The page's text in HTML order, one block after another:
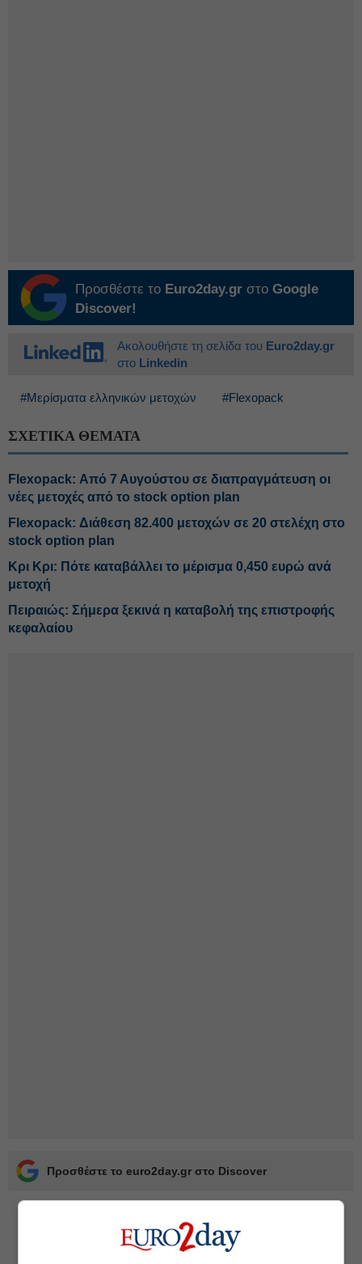
Προσθέστε το Euro2day.gr στο Google
Discover!
Ακολουθήστε τη σελίδα του Euro2day.gr
στο Linkedin
#Μερίσματα ελληνικών μετοχών #Flexopack
ΣΧΕΤΙΚΑ ΘΕΜΑΤΑ
Flexopack: Από 7 Αυγούστου σε διαπραγμάτευση οι
νέες μετοχές από το stock option plan
Flexopack: Διάθεση 82.400 μετοχών σε 20 στελέχη στο
stock option plan
Κρι Κρι: Πότε καταβάλλει το μέρισμα 0,450 ευρώ ανά
μετοχή
Πειραιώς: Σήμερα ξεκινά η καταβολή της επιστροφής
κεφαλαίου
Προσθέστε το euro2day.gr στο Discover